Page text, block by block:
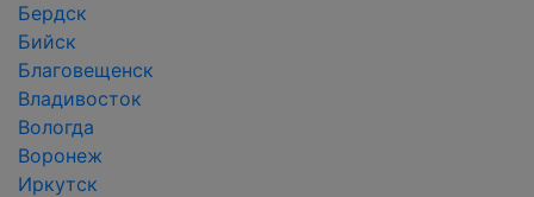
Бердск
Бийск
Благовещенск
Владивосток
Вологда
Воронеж
Иркутск